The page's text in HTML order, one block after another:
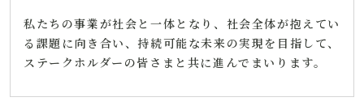
私たちの事業が社会と一体となり、社会全体が抱えてい
る課題に向き合い、持続可能な未来の実現を目指して、
ステークホルダーの皆さまと共に進んでまいります。